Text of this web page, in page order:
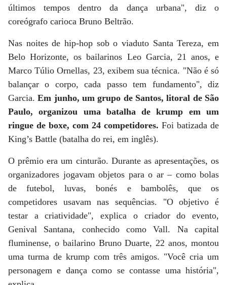
últimos tempos dentro da dança urbana", diz o
coreógrafo carioca Bruno Beltrão.
Nas noites de hip-hop sob o viaduto Santa Tereza, em
Belo Horizonte, os bailarinos Leo Garcia, 21 anos, e
Marco Túlio Ornellas, 23, exibem sua técnica. "Não é só
balançar o corpo, cada passo tem fundamento", diz
Garcia.Em junho, um grupo de Santos, litoral de São
Paulo, organizou uma batalha de krump em um
ringue de boxe, com 24 competidores. Foi batizada de
King’s Battle (batalha do rei, em inglês).
O prêmio era um cinturão. Durante as apresentações, os
organizadores jogavam objetos para o ar – como bolas
de futebol, luvas, bonés e bambolês, que os
competidores usavam nas sequências. "O objetivo é
testar a criatividade", explica o criador do evento,
Genival Santana, conhecido como Vall. Na capital
fluminense, o bailarino Bruno Duarte, 22 anos, montou
uma turma de krump com três amigos. "Você cria um
personagem e dança como se contasse uma história",